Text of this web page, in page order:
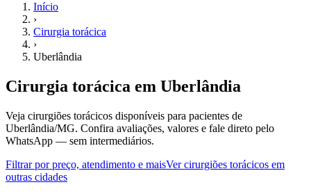
Início
›
Cirurgia torácica
›
Uberlândia
Cirurgia torácica em Uberlândia
Veja cirurgiões torácicos disponíveis para pacientes de
Uberlândia/MG. Confira avaliações, valores e fale direto pelo
WhatsApp — sem intermediários.
Filtrar por preço, atendimento e maisVercirurgiões torácicos em
outras cidades